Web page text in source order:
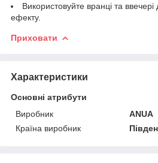
Використовуйте вранці та
ефекту.
Приховати
Характеристики
Основні атрибути
Виробник
ANUA
Країна виробник